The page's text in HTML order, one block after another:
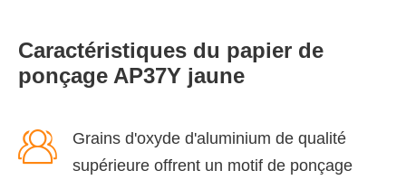
Caractéristiques du papier de
ponçage AP37Y jaune

Grains d'oxyde d'aluminium de qualité
supérieure offrent un motif de ponçage